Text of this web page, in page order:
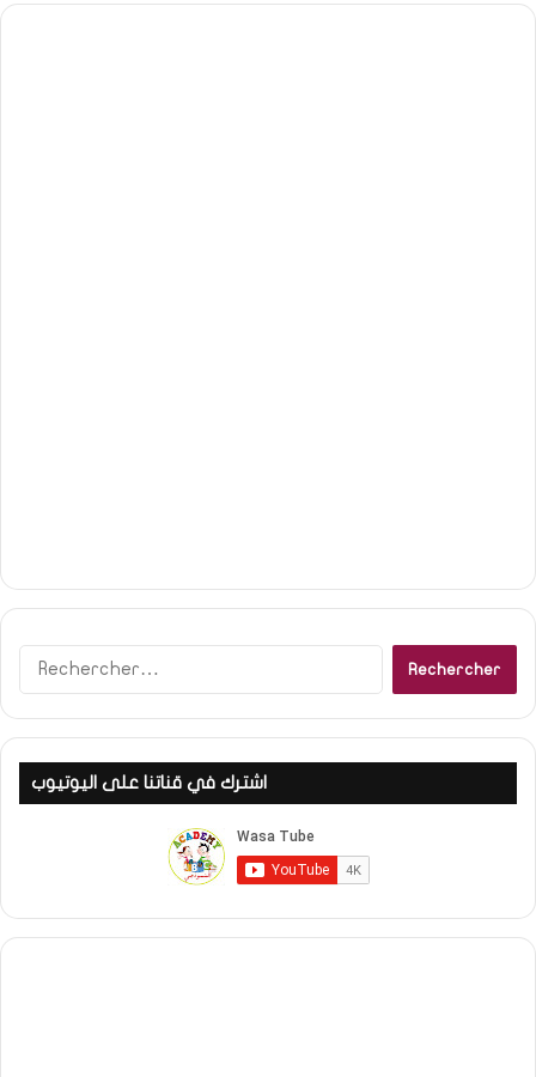
اشترك في قناتنا على اليوتيوب